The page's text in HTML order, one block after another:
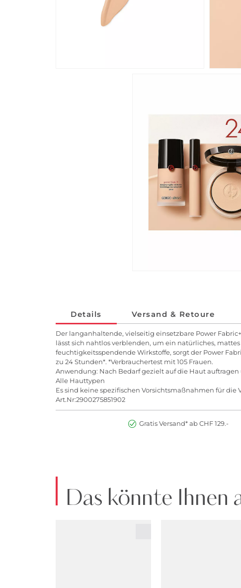
Details Versand & Retoure
Der langanhaltende, vielseitig einsetzbare Power
lässt sich nahtlos verblenden, um ein natürliches,
feuchtigkeitsspendende Wirkstoffe, sorgt der Power
zu 24 Stunden*. *Verbrauchertest mit 105 Frauen.
Anwendung: Nach Bedarf gezielt auf die Haut
Alle Hauttypen
Es sind keine spezifischen Vorsichtsmaßnahmen für
Art.Nr:2900275851902
Gratis Versand* ab CHF 129.-
Das könnte Ihnen